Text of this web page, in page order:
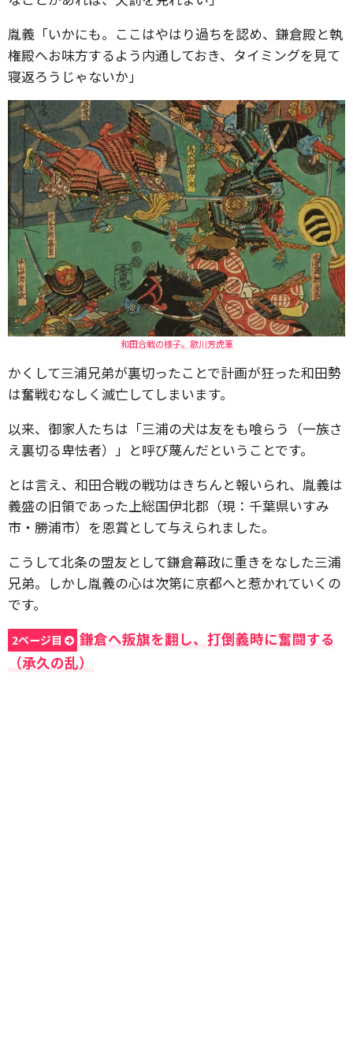
胤義「いかにも。ここはやはり過ちを認め、鎌倉殿と執
権殿へお味方するよう内通しておき、タイミングを見て
寝返ろうじゃないか」
和田合戦の様子。歌川芳虎筆
かくして三浦兄弟が裏切ったことで計画が狂った和田勢
は奮戦むなしく滅亡してしまいます。
以来、御家人たちは「三浦の犬は友をも喰らう（一族さ
え裏切る卑怯者）」と呼び蔑んだということです。
とは言え、和田合戦の戦功はきちんと報いられ、胤義は
義盛の旧領であった上総国伊北郡（現：千葉県いすみ
市・勝浦市）を恩賞として与えられました。
こうして北条の盟友として鎌倉幕政に重きをなした三浦
兄弟。しかし胤義の心は次第に京都へと惹かれていくの
です。
2ページ目
鎌倉へ叛旗を翻し、打倒義時に奮闘する
（承久の乱）